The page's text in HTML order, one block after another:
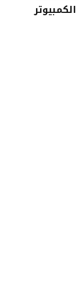
الكمبيوتر